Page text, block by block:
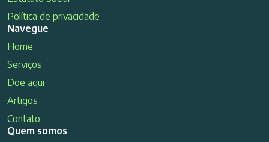
Política de privacidade
Navegue
Home
Serviços
Doe aqui
Artigos
Contato
Quem somos